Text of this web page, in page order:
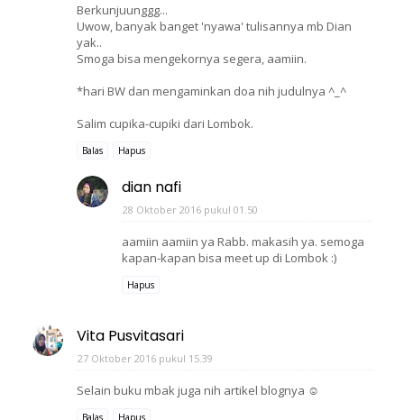
Berkunjuunggg...
Uwow, banyak banget 'nyawa' tulisannya mb Dian
yak..
Smoga bisa mengekornya segera, aamiin.
*hari BW dan mengaminkan doa nih judulnya ^_^
Salim cupika-cupiki dari Lombok.
Balas Hapus
dian nafi
28 Oktober 2016 pukul 01.50
aamiin aamiin ya Rabb. makasih ya. semoga
kapan-kapan bisa meet up di Lombok :)
Hapus
Vita Pusvitasari
27 Oktober 2016 pukul 15.39
Selain buku mbak juga nih artikel blognya ☺
Balas Hapus